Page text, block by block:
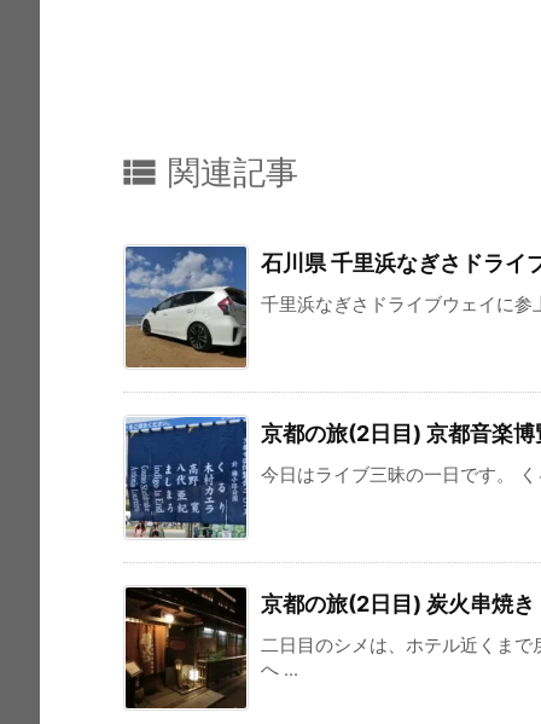
 関連記事
石川県 千里浜なぎさドライ
千里浜なぎさドライブウェイに
京都の旅(2日目) 京都音楽
今日はライブ三昧の一日です。
京都の旅(2日目) 炭火串焼き
二日目のシメは、ホテル近くまで
へ ...